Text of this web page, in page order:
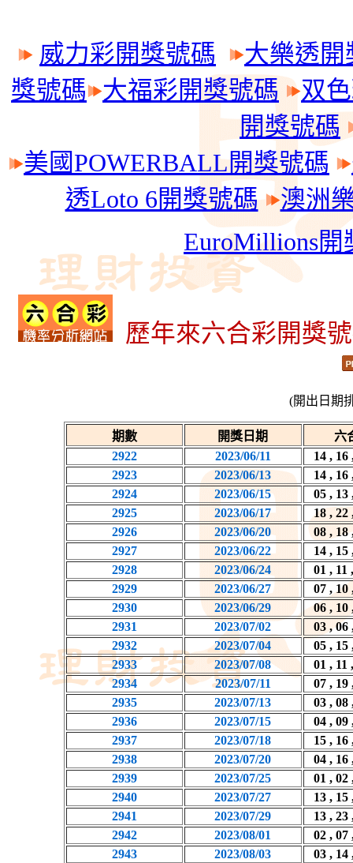
威力彩開獎號碼
大樂透開
獎號碼
大福彩開獎號碼
双
開獎號碼
美國POWERBALL開獎號碼
透Loto 6開獎號碼
澳洲
EuroMillions開
歷年來六合彩開獎
(開出日期
期數 開獎日期
六
2922
2023/06/11
14 ,
2923
2023/06/13
14 ,
2924
2023/06/15
05 , 13
2925
2023/06/17
18 ,
2926
2023/06/20
08 , 18
2927
2023/06/22
14 ,
2928
2023/06/24
01 , 11
2929
2023/06/27
07 , 10
2930
2023/06/29
06 , 10
2931
2023/07/02
03 , 06
2932
2023/07/04
05 , 15
2933
2023/07/08
01 , 11
2934
2023/07/11
07 , 19
2935
2023/07/13
03 , 08
2936
2023/07/15
04 , 09
2937
2023/07/18
15 ,
2938
2023/07/20
04 , 16
2939
2023/07/25
01 , 02
2940
2023/07/27
13 ,
2941
2023/07/29
13 ,
2942
2023/08/01
02 , 07
2943
2023/08/03
03 , 14